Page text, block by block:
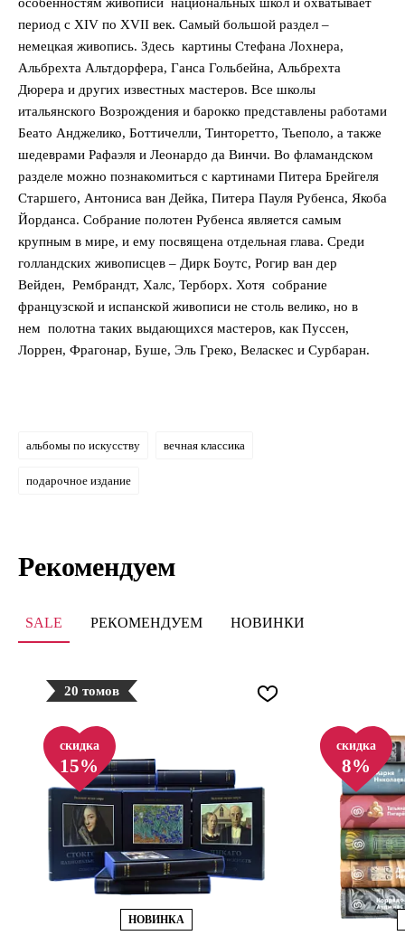
период с XIV по XVII век. Самый большой раздел –
немецкая живопись. Здесь картины Стефана Лохнера,
Альбрехта Альтдорфера, Ганса Гольбейна, Альбрехта
Дюрера и других известных мастеров. Все школы
итальянского Возрождения и барокко представлены работами
Беато Анджелико, Боттичелли, Тинторетто, Тьеполо, а также
шедеврами Рафаэля и Леонардо да Винчи. Во фламандском
разделе можно познакомиться с картинами Питера Брейгеля
Старшего, Антониса ван Дейка, Питера Пауля Рубенса, Якоба
Йорданса. Собрание полотен Рубенса является самым
крупным в мире, и ему посвящена отдельная глава. Среди
голландских живописцев – Дирк Боутс, Рогир ван дер
Вейден, Рембрандт, Халс, Терборх. Хотя собрание
французской и испанской живописи не столь велико, но в
нем полотна таких выдающихся мастеров, как Пуссен,
Лоррен, Фрагонар, Буше, Эль Греко, Веласкес и Сурбаран.
альбомы по искусству вечная классика
подарочное издание
Рекомендуем
SALE РЕКОМЕНДУЕМ НОВИНКИ
20 томов
скидка
15%
НОВИНКА
скидка
8%